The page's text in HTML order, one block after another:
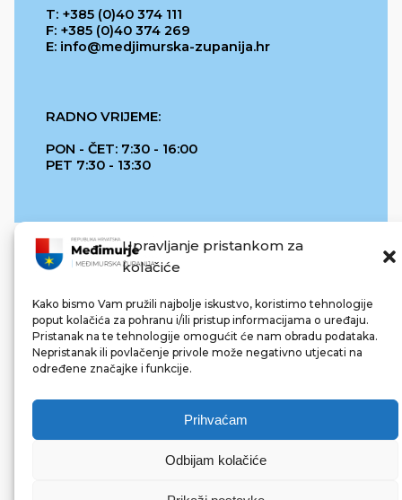
Upravljanje pristankom za
kolačiće
Kako bismo Vam pružili najbolje iskustvo, koristimo tehnologije
poput kolačića za pohranu i/ili pristup informacijama o uređaju.
Pristanak na te tehnologije omogućit će nam obradu podataka.
Nepristanak ili povlačenje privole može negativno utjecati na
određene značajke i funkcije.
Prihvaćam
Odbijam kolačiće
T: +385 (0)40 374 111
F: +385 (0)40 374 269
E: info@medjimurska-zupanija.hr
RADNO VRIJEME:
PON - ČET: 7:30 - 16:00
PET 7:30 - 13:30
REPUBLIKA HRVATSKA
© 2022 Međimurska županija. Sva prava pridržana.